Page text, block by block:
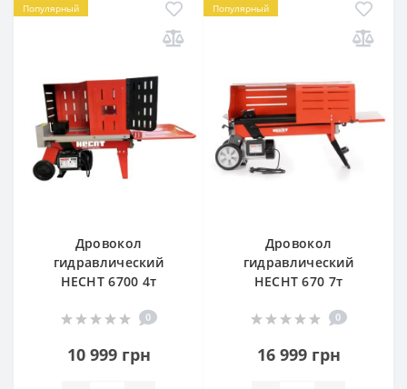
Популярный
Дровокол
гидравлический
HECHT 6700 4т
0
10 999 грн
Популярный
Дровокол
гидравлический
HECHT 670 7т
0
16 999 грн